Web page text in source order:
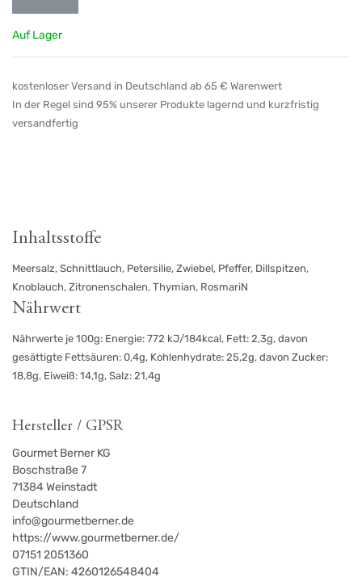
Auf Lager
kostenloser Versand in Deutschland ab 65 € Warenwert
In der Regel sind 95% unserer Produkte lagernd und kurzfristig
versandfertig
Inhaltsstoffe
Meersalz, Schnittlauch, Petersilie, Zwiebel, Pfeffer, Dillspitzen,
Knoblauch, Zitronenschalen, Thymian, RosmariN
Nährwert
Nährwerte je 100g: Energie: 772 kJ/184kcal, Fett: 2,3g, davon
gesättigte Fettsäuren: 0,4g, Kohlenhydrate: 25,2g, davon Zucker:
18,8g, Eiweiß: 14,1g, Salz: 21,4g
Hersteller / GPSR
Gourmet Berner KG
Boschstraße 7
71384 Weinstadt
Deutschland
info@gourmetberner.de
https://www.gourmetberner.de/
07151 2051360
GTIN/EAN: 4260126548404